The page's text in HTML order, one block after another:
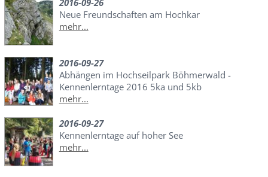
2016-09-26
Neue Freundschaften am Hochkar
mehr...
2016-09-27
Abhängen im Hochseilpark Böhmerwald -
Kennenlerntage 2016 5ka und 5kb
mehr...
2016-09-27
Kennenlerntage auf hoher See
mehr...